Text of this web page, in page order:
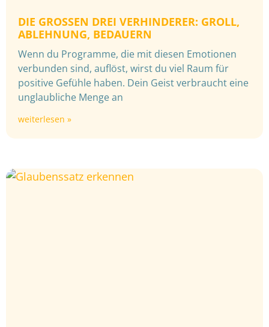
DIE GROSSEN DREI VERHINDERER: GROLL, A
BLEHNUNG, BEDAUERN
Wenn du Programme, die mit diesen Emotionen
verbunden sind, auflöst, wirst du viel Raum für
positive Gefühle haben. Dein Geist verbraucht eine
unglaubliche Menge an
weiterlesen »